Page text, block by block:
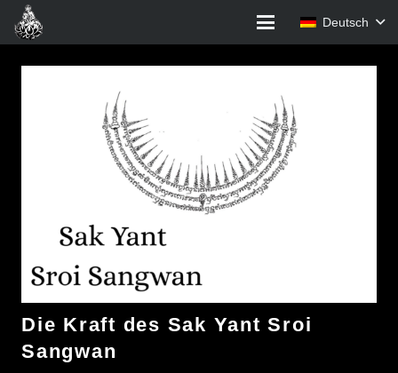
Deutsch
Die Kraft des Sak Yant Sroi
Sangwan